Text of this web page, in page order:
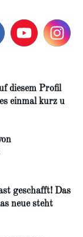
diesem Profil
einmal kurz u
geschafft! Das
neue steht